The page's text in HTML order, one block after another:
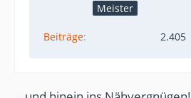
Meister
Beiträge 2.405